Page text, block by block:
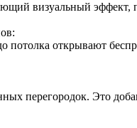
визуальный эффект,
открывают
перегородок. Это